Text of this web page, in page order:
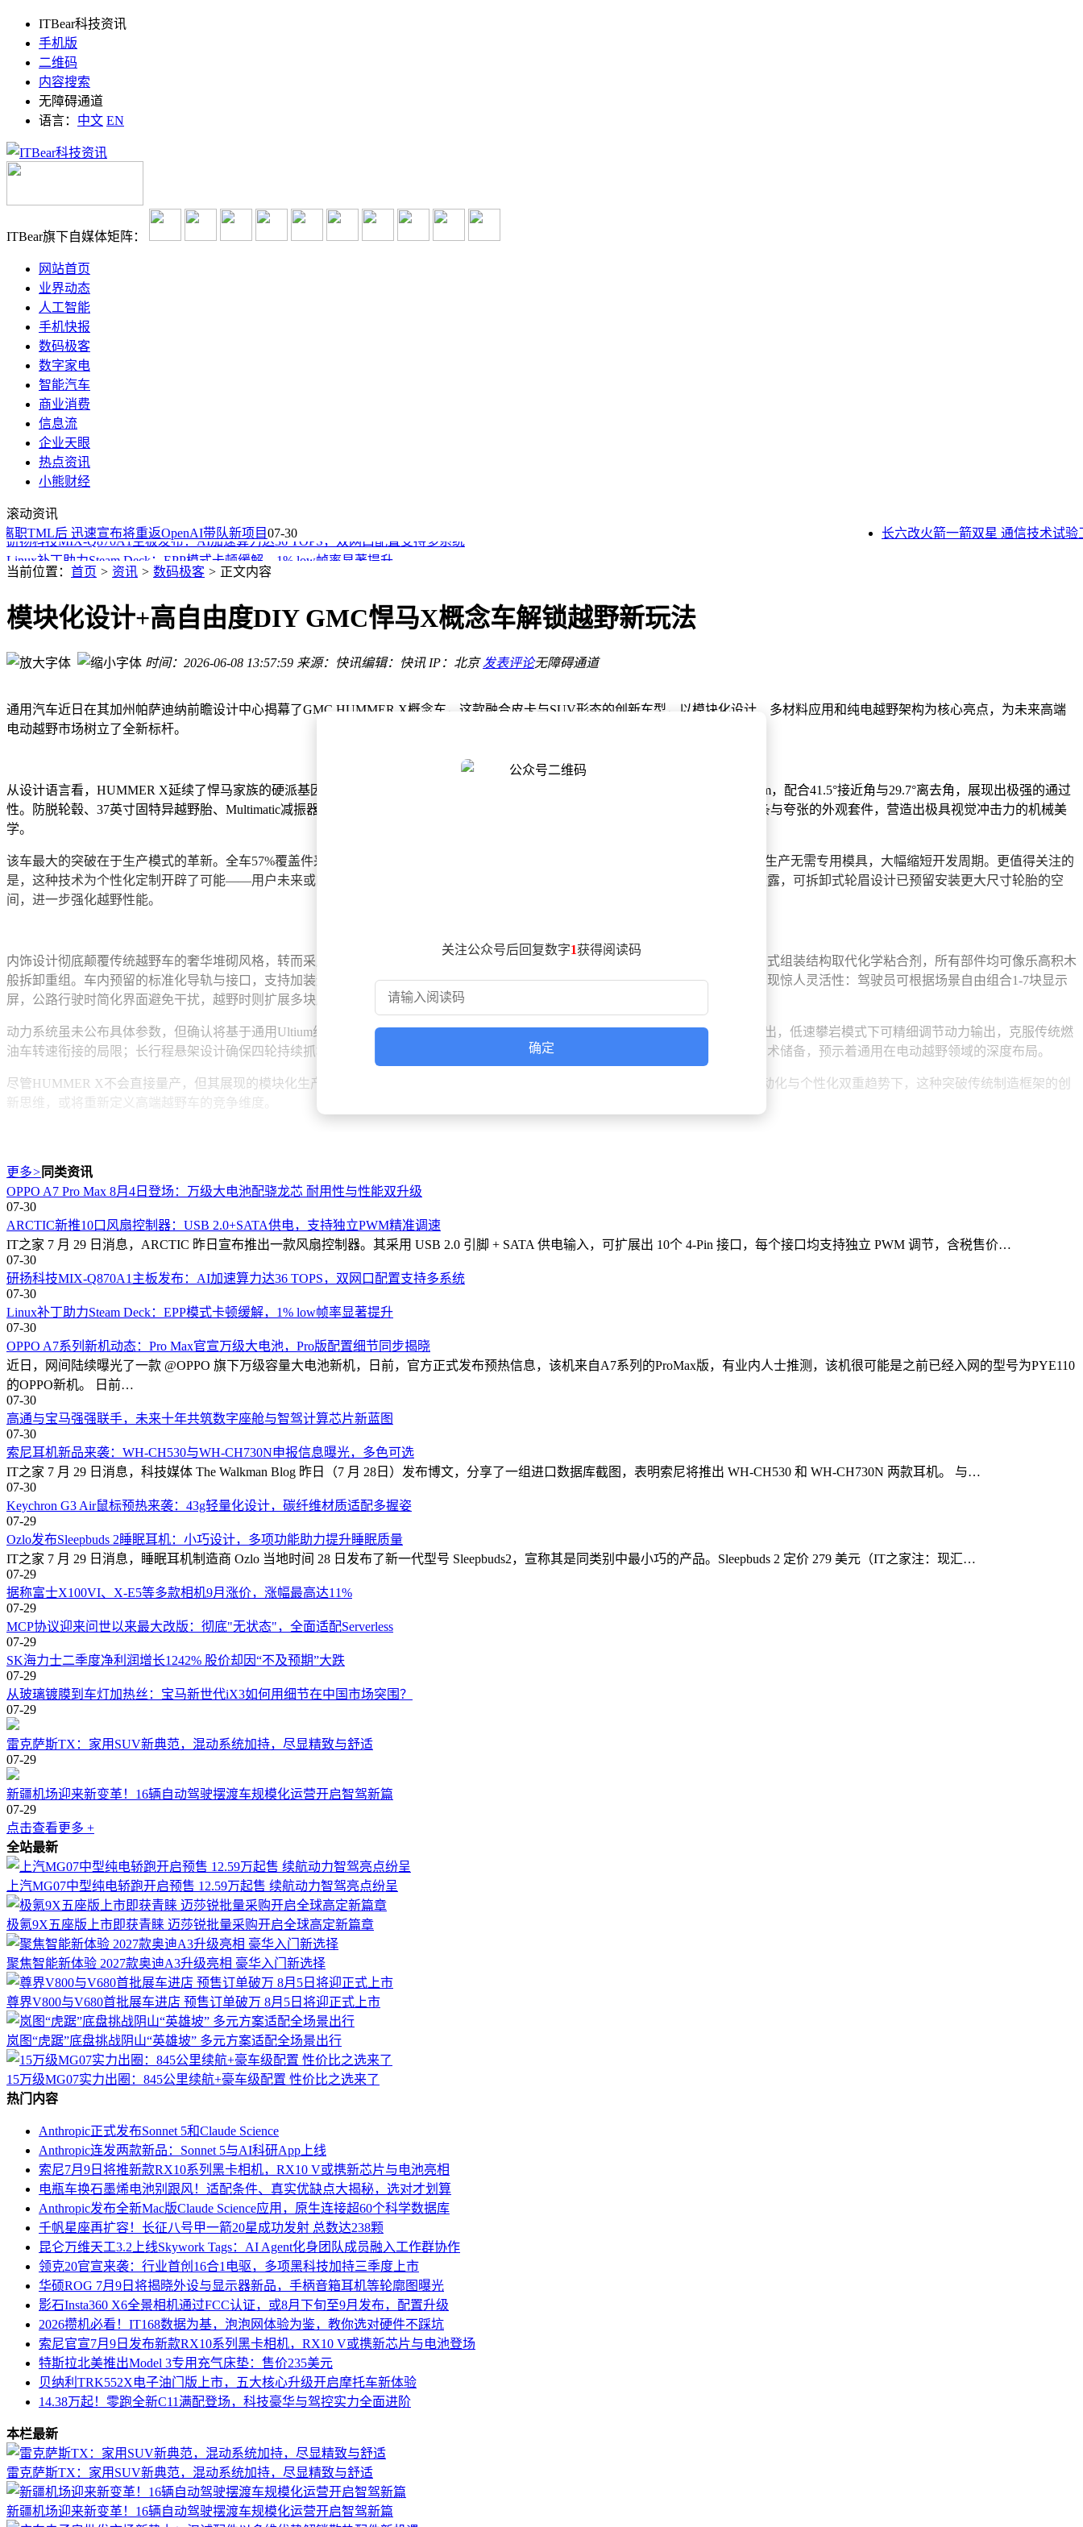
ITBear科技资讯
手机版
二维码
内容搜索
无障碍通道
语言： 中文 EN
ITBear旗下自媒体矩阵：
网站首页
业界动态
人工智能
手机快报
数码极客
数字家电
智能汽车
商业消费
信息流
企业天眼
热点资讯
小熊财经
滚动资讯
TML后 迅速宣布将重返OpenAI带队新项目07-30 长六改火箭一箭双星 通信技术试验
据称富士X100VI、X-E5等多款相机9月涨价，涨幅最高达11%
ARCTIC新推10口风扇控制器：USB 2.0+SATA供电，支持独立PWM精准调速
研扬科技MIX-Q870A1主板发布：AI加速算力达36 TOPS，双网口配置支持多系统
Linux补丁助力Steam Deck：EPP模式卡顿缓解，1% low帧率显著提升
OPPO A7系列新机动态：Pro Max官宣万级大电池，Pro版配置细节同步揭晓
索尼耳机新品来袭：WH-CH530与WH-CH730N申报信息曝光，多色可选
Keychron G3 Air鼠标预热来袭：43g轻量化设计，碳纤维材质适配多握姿
Ozlo发布Sleepbuds 2睡眠耳机：小巧设计，多项功能助力提升睡眠质量
据称富士X100VI、X-E5等多款相机9月涨价，涨幅最高达11%
当前位置： 首页 > 资讯 > 数码极客 > 正文内容
模块化设计+高自由度DIY GMC悍马X概念车解锁越野新玩法
时间：2026-06-08 13:57:59 来源：快讯编辑：快讯 IP：北京 发表评论无障碍通道
通用汽车近日在其加州帕萨迪纳前瞻设计中心揭幕了GMC HUMMER X概念车，这款融合皮卡与SUV形态的创新车型，以模块化设计、多材料应用和纯电越野架构为核心亮点，为未来高端
电动越野市场树立了全新标杆。
从设计语言看，HUMMER X延续了悍马家族的硬派基因，但通过更紧凑的车身尺寸实现功能优化。皮卡版车长超5.2米，轴距达3320mm，配合41.5°接近角与29.7°离去角，展现出极强的通过
性。防脱轮毂、37英寸固特异越野胎、Multimatic减振器及高强度底盘护板等配置，直指极限越野场景需求。设计师通过锐利的车身线条与夸张的外观套件，营造出极具视觉冲击力的机械美
学。
该车最大的突破在于生产模式的革新。全车57%覆盖件采用FLEX FAB柔性制造技术，这项类似金属3D打印的工艺，使小批量精密零件生产无需专用模具，大幅缩短开发周期。更值得关注的
是，这种技术为个性化定制开辟了可能——用户未来或能直接参与设计轮眉、保险杠等部件，甚至通过更换模块实现功能升级。官方透露，可拆卸式轮眉设计已预留安装更大尺寸轮胎的空
间，进一步强化越野性能。
内饰设计彻底颠覆传统越野车的奢华堆砌风格，转而采用极简工业风。外露螺栓、防滚架与数字化仪表盘形成粗犷与科技的碰撞，卡扣式组装结构取代化学粘合剂，所有部件均可像乐高积木
般拆卸重组。车内预留的标准化导轨与接口，支持加装运动相机、专业电台或储物支架，满足户外探险者的多样化需求。屏幕系统更展现惊人灵活性：驾驶员可根据场景自由组合1-7块显示
屏，公路行驶时简化界面避免干扰，越野时则扩展多块屏幕显示地形数据，甚至为副驾增设娱乐终端。
动力系统虽未公布具体参数，但确认将基于通用Ultium纯电平台开发。该平台针对越野场景进行专项优化：电控系统实现零延迟扭矩输出，低速攀岩模式下可精细调节动力输出，克服传统燃
油车转速衔接的局限；长行程悬架设计确保四轮持续抓地；升级版全轮转向系统则显著缩小转弯半径，提升狭窄路段的机动性。这些技术储备，预示着通用在电动越野领域的深度布局。
尽管HUMMER X不会直接量产，但其展现的模块化生产理念、用户深度定制模式及纯电越野技术路径，为行业提供了重要参考。在电动化与个性化双重趋势下，这种突破传统制造框架的创
新思维，或将重新定义高端越野车的竞争维度。
关注公众号后回复数字1获得阅读码
确定
更多> 同类资讯
OPPO A7 Pro Max 8月4日登场：万级大电池配骁龙芯 耐用性与性能双升级
07-30
ARCTIC新推10口风扇控制器：USB 2.0+SATA供电，支持独立PWM精准调速
IT之家 7 月 29 日消息，ARCTIC 昨日宣布推出一款风扇控制器。其采用 USB 2.0 引脚 + SATA 供电输入，可扩展出 10个 4-Pin 接口，每个接口均支持独立 PWM 调节，含税售价…
07-30
研扬科技MIX-Q870A1主板发布：AI加速算力达36 TOPS，双网口配置支持多系统
07-30
Linux补丁助力Steam Deck：EPP模式卡顿缓解，1% low帧率显著提升
07-30
OPPO A7系列新机动态：Pro Max官宣万级大电池，Pro版配置细节同步揭晓
近日，网间陆续曝光了一款 @OPPO 旗下万级容量大电池新机，日前，官方正式发布预热信息，该机来自A7系列的ProMax版，有业内人士推测，该机很可能是之前已经入网的型号为PYE110
的OPPO新机。 日前…
07-30
高通与宝马强强联手，未来十年共筑数字座舱与智驾计算芯片新蓝图
07-30
索尼耳机新品来袭：WH-CH530与WH-CH730N申报信息曝光，多色可选
IT之家 7 月 29 日消息，科技媒体 The Walkman Blog 昨日（7 月 28日）发布博文，分享了一组进口数据库截图，表明索尼将推出 WH-CH530 和 WH-CH730N 两款耳机。 与…
07-30
Keychron G3 Air鼠标预热来袭：43g轻量化设计，碳纤维材质适配多握姿
07-29
Ozlo发布Sleepbuds 2睡眠耳机：小巧设计，多项功能助力提升睡眠质量
IT之家 7 月 29 日消息，睡眠耳机制造商 Ozlo 当地时间 28 日发布了新一代型号 Sleepbuds2，宣称其是同类别中最小巧的产品。Sleepbuds 2 定价 279 美元（IT之家注：现汇…
07-29
据称富士X100VI、X-E5等多款相机9月涨价，涨幅最高达11%
07-29
MCP协议迎来问世以来最大改版：彻底"无状态"，全面适配Serverless
07-29
SK海力士二季度净利润增长1242% 股价却因“不及预期”大跌
07-29
从玻璃镀膜到车灯加热丝：宝马新世代iX3如何用细节在中国市场突围？
07-29
雷克萨斯TX：家用SUV新典范，混动系统加持，尽显精致与舒适
07-29
新疆机场迎来新变革！16辆自动驾驶摆渡车规模化运营开启智驾新篇
07-29
点击查看更多 +
全站最新
上汽MG07中型纯电轿跑开启预售 12.59万起售 续航动力智驾亮点纷呈
极氪9X五座版上市即获青睐 迈莎锐批量采购开启全球高定新篇章
聚焦智能新体验 2027款奥迪A3升级亮相 豪华入门新选择
尊界V800与V680首批展车进店 预售订单破万 8月5日将迎正式上市
岚图“虎踞”底盘挑战阴山“英雄坡” 多元方案适配全场景出行
15万级MG07实力出圈：845公里续航+豪车级配置 性价比之选来了
热门内容
Anthropic正式发布Sonnet 5和Claude Science
Anthropic连发两款新品：Sonnet 5与AI科研App上线
索尼7月9日将推新款RX10系列黑卡相机，RX10 V或携新芯片与电池亮相
电瓶车换石墨烯电池别跟风！适配条件、真实优缺点大揭秘，选对才划算
Anthropic发布全新Mac版Claude Science应用，原生连接超60个科学数据库
千帆星座再扩容！长征八号甲一箭20星成功发射 总数达238颗
昆仑万维天工3.2上线Skywork Tags：AI Agent化身团队成员融入工作群协作
领克20官宣来袭：行业首创16合1电驱，多项黑科技加持三季度上市
华硕ROG 7月9日将揭晓外设与显示器新品，手柄音箱耳机等轮廓图曝光
影石Insta360 X6全景相机通过FCC认证，或8月下旬至9月发布，配置升级
2026攒机必看！IT168数据为基，泡泡网体验为鉴，教你选对硬件不踩坑
索尼官宣7月9日发布新款RX10系列黑卡相机，RX10 V或携新芯片与电池登场
特斯拉北美推出Model 3专用充气床垫：售价235美元
贝纳利TRK552X电子油门版上市，五大核心升级开启摩托车新体验
14.38万起！零跑全新C11满配登场，科技豪华与驾控实力全面进阶
本栏最新
雷克萨斯TX：家用SUV新典范，混动系统加持，尽显精致与舒适
新疆机场迎来新变革！16辆自动驾驶摆渡车规模化运营开启智驾新篇